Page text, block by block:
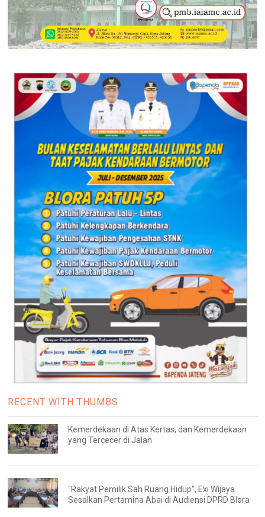
RECENT WITH THUMBS
Kemerdekaan di Atas Kertas, dan Kemerdekaan
yang Tercecer di Jalan
"Rakyat Pemilik Sah Ruang Hidup", Exi Wijaya
Sesalkan Pertamina Abai di Audiensi DPRD Blora